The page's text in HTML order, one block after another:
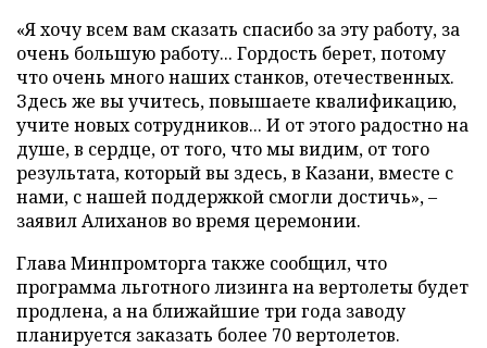
«Я хочу всем вам сказать спасибо за эту работу, за
очень большую работу... Гордость берет, потому
что очень много наших станков, отечественных.
Здесь же вы учитесь, повышаете квалификацию,
учите новых сотрудников... И от этого радостно на
душе, в сердце, от того, что мы видим, от того
результата, который вы здесь, в Казани, вместе с
нами, с нашей поддержкой смогли достичь», –
заявил Алиханов во время церемонии.
Глава Минпромторга также сообщил, что
программа льготного лизинга на вертолеты будет
продлена, а на ближайшие три года заводу
планируется заказать более 70 вертолетов.